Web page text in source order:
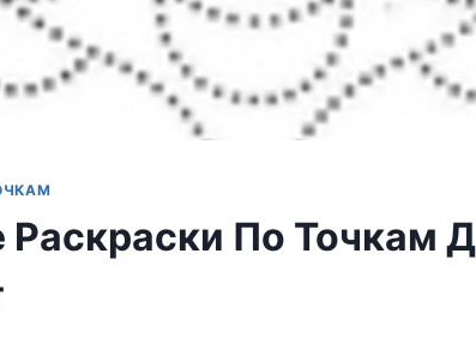
Раскраски По Точкам